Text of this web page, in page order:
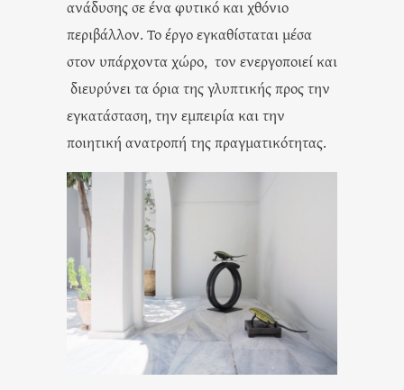
ανάδυσης σε ένα φυτικό και χθόνιο
περιβάλλον. Το έργο εγκαθίσταται μέσα
στον υπάρχοντα χώρο, τον ενεργοποιεί και
διευρύνει τα όρια της γλυπτικής προς την
εγκατάσταση, την εμπειρία και την
ποιητική ανατροπή της πραγματικότητας.